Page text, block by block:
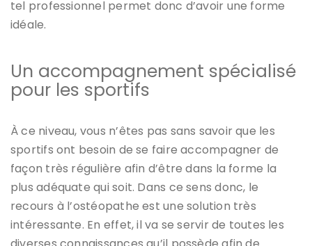
tel professionnel permet donc d’avoir une forme
idéale.
Un accompagnement spécialisé
pour les sportifs
À ce niveau, vous n’êtes pas sans savoir que les
sportifs ont besoin de se faire accompagner de
façon très régulière afin d’être dans la forme la
plus adéquate qui soit. Dans ce sens donc, le
recours à l’ostéopathe est une solution très
intéressante. En effet, il va se servir de toutes les